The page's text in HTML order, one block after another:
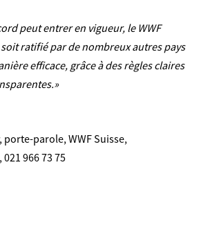
peut entrer en vigueur, le WWF
ratifié par de nombreux autres pays
efficace, grâce à des règles claires
porte-parole, WWF Suisse,
, 021 966 73 75